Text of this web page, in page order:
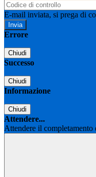
E-mail inviata, si prega di
Errore
Chiudi
Successo
Chiudi
Informazione
Chiudi
Attendere...
Attendere il completamento